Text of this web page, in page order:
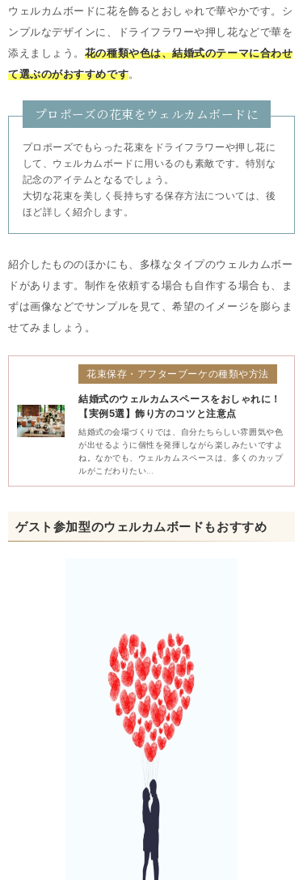
ウェルカムボードに花を飾るとおしゃれで華やかです。シ
ンプルなデザインに、ドライフラワーや押し花などで華を
添えましょう。 花の種類や色は、結婚式のテーマに合わせ
て選ぶのがおすすめです。
プロポーズの花束をウェルカムボードに
プロポーズでもらった花束をドライフラワーや押し花に
して、ウェルカムボードに用いるのも素敵です。特別な
記念のアイテムとなるでしょう。
大切な花束を美しく長持ちする保存方法については、後
ほど詳しく紹介します。
紹介したもののほかにも、多様なタイプのウェルカムボー
ドがあります。制作を依頼する場合も自作する場合も、ま
ずは画像などでサンプルを見て、希望のイメージを膨らま
せてみましょう。
花束保存・アフターブーケの種類や方法
結婚式のウェルカムスペースをおしゃれに！
【実例5選】飾り方のコツと注意点
結婚式の会場づくりでは、自分たちらしい雰囲気や色
が出せるように個性を発揮しながら楽しみたいですよ
ね。なかでも、ウェルカムスペースは、多くのカップ
ルがこだわりたい…
ゲスト参加型のウェルカムボードもおすすめ